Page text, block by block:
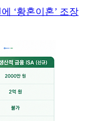
‘황혼이혼’ 조장